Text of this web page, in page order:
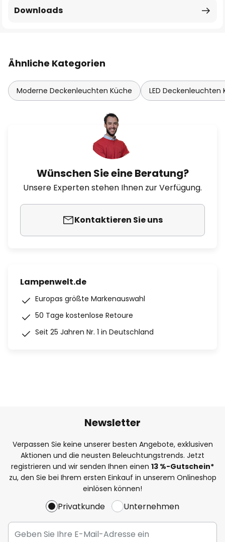
Downloads
Ähnliche Kategorien
Moderne Deckenleuchten Küche LED Deckenleuchten
Wünschen Sie eine Beratung?
Unsere Experten stehen Ihnen zur Verfügung.
Kontaktieren Sie uns
Lampenwelt.de
Europas größte Markenauswahl
50 Tage kostenlose Retoure
Seit 25 Jahren Nr. 1 in Deutschland
Newsletter
Verpassen Sie keine unserer besten Angebote, exklusiven
Aktionen und die neusten Beleuchtungstrends. Jetzt
registrieren und wir senden Ihnen einen 13 %-Gutschein*
zu, den Sie bei Ihrem ersten Einkauf in unserem Onlineshop
einlösen können!
Privatkunde Unternehmen